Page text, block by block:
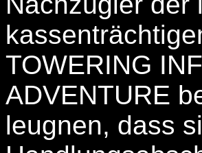
TOWERING
ADVENTURE
leugnen, dass